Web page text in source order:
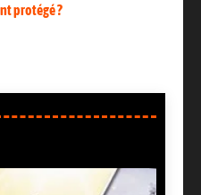
protégé ?